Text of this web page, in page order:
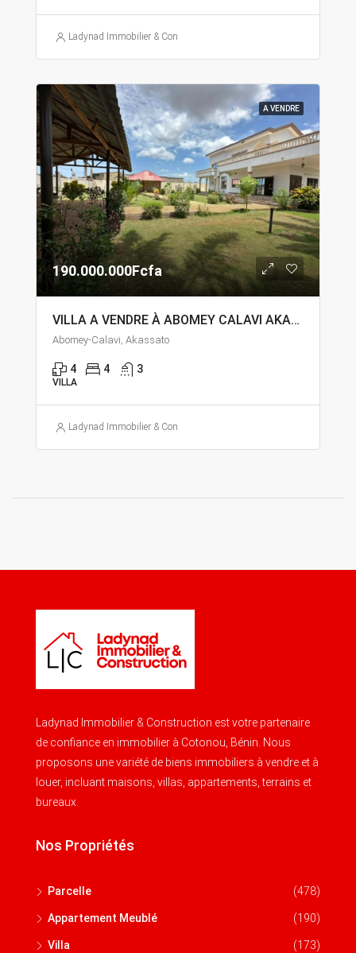
Ladynad Immobilier & Construction
A VENDRE
190.000.000Fcfa
VILLA A VENDRE À ABOMEY CALAVI AKASSATO
Abomey-Calavi, Akassato
4 4 3
VILLA
Ladynad Immobilier & Construction
Ladynad Immobilier & Construction est votre partenaire
de confiance en immobilier à Cotonou, Bénin. Nous
proposons une variété de biens immobiliers à vendre et à
louer, incluant maisons, villas, appartements, terrains et
bureaux.
Nos Propriétés
Parcelle (478)
Appartement Meublé (190)
Villa (173)